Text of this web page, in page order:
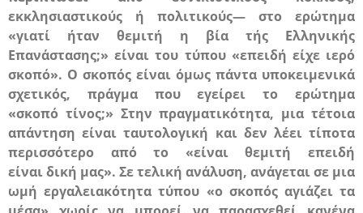
εκκλησιαστικούς ή πολιτικούς— στο ερώτημα
«γιατί ήταν θεμιτή η βία τής Ελληνικής
Επανάστασης;» είναι του τύπου «επειδή είχε ιερό
σκοπό». Ο σκοπός είναι όμως πάντα υποκειμενικά
σχετικός, πράγμα που εγείρει το ερώτημα
«σκοπό τίνος;» Στην πραγματικότητα, μια τέτοια
απάντηση είναι ταυτολογική και δεν λέει τίποτα
περισσότερο από το «είναι θεμιτή επειδή
είναιδική μας». Σε τελική ανάλυση, ανάγεται σε μια
ωμή εργαλειακότητα τύπου «ο σκοπός αγιάζει τα